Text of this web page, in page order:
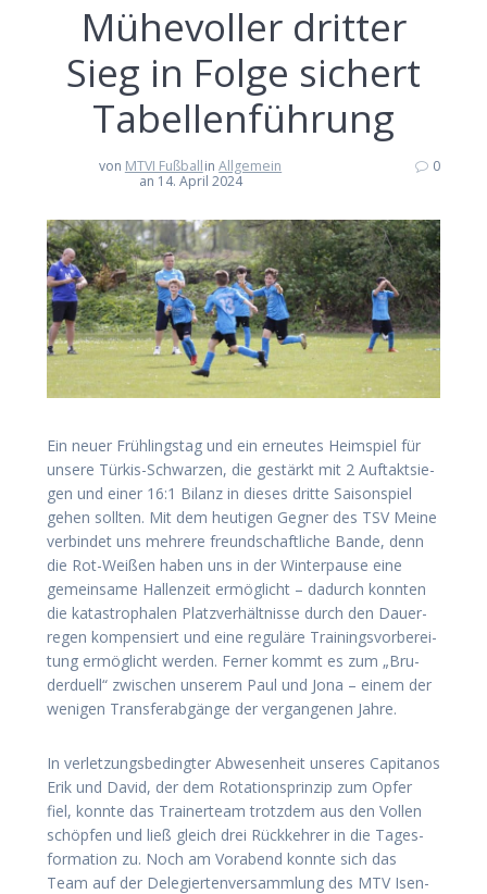
Mühe­vol­ler drit­ter
Sieg in Fol­ge sichert
Tabellenführung
von MTVI FußballinAllgemein
an 14. April 2024
0
Ein neu­er Früh­lings­tag und ein erneu­tes Heim­spiel für
unse­re Tür­kis-Schwar­zen, die gestärkt mit 2 Auf­takt­sie­
gen und einer 16:1 Bilanz in die­ses drit­te Sai­son­spiel
gehen soll­ten. Mit dem heu­ti­gen Geg­ner des TSV Mei­ne
ver­bin­det uns meh­re­re freund­schaft­li­che Ban­de, denn
die Rot-Wei­ßen haben uns in der Win­ter­pau­se eine
gemein­sa­me Hal­len­zeit ermög­licht – dadurch konn­ten
die kata­stro­pha­len Platz­ver­hält­nis­se durch den Dau­er­
re­gen kom­pen­siert und eine regu­lä­re Trai­nings­vor­be­rei­
tung ermög­licht wer­den. Fer­ner kommt es zum „Bru­
der­du­ell“ zwi­schen unse­rem Paul und Jona – einem der
weni­gen Trans­fer­ab­gän­ge der ver­gan­ge­nen Jahre.
In ver­let­zungs­be­ding­ter Abwe­sen­heit unse­res Capi­ta­nos
Erik und David, der dem Rota­ti­ons­prin­zip zum Opfer
fiel, konn­te das Trai­ner­team trotz­dem aus den Vol­len
schöp­fen und ließ gleich drei Rück­keh­rer in die Tages­
for­ma­ti­on zu. Noch am Vor­abend konn­te sich das
Team auf der Dele­gier­ten­ver­samm­lung des MTV Isen­